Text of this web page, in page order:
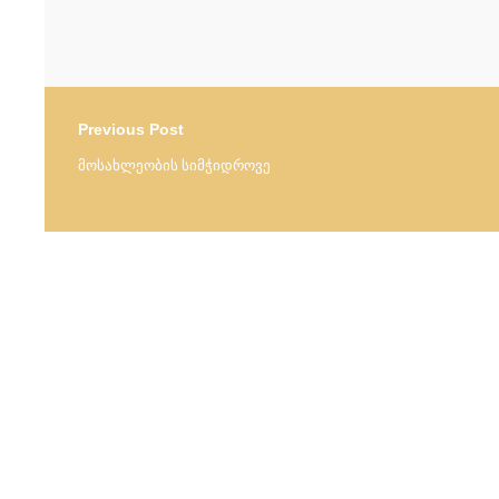
Previous Post
მოსახლეობის სიმჭიდროვე